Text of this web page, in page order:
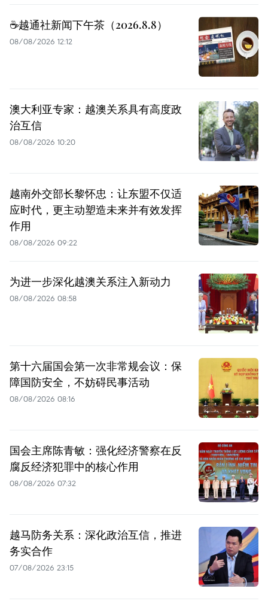
☕️越通社新闻下午茶（2026.8.8）
08/08/2026 12:12
澳大利亚专家：越澳关系具有高度政
治互信
08/08/2026 10:20
越南外交部长黎怀忠：让东盟不仅适
应时代，更主动塑造未来并有效发挥
作用
08/08/2026 09:22
为进一步深化越澳关系注入新动力
08/08/2026 08:58
第十六届国会第一次非常规会议：保
障国防安全，不妨碍民事活动
08/08/2026 08:16
国会主席陈青敏：强化经济警察在反
腐反经济犯罪中的核心作用
08/08/2026 07:32
越马防务关系：深化政治互信，推进
务实合作
07/08/2026 23:15